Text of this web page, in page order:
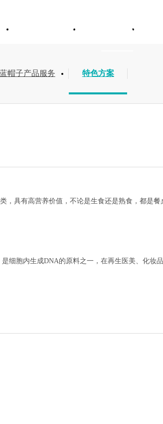
产品与服务 解决方案
蓝帽子产品服务 特色方案
，具有高营养价值，不论是生食还是熟食，都是
是细胞内生成DNA的原料之一，在再生医美、化妆